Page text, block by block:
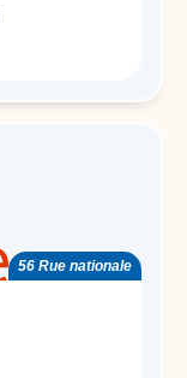
56 Rue nationale